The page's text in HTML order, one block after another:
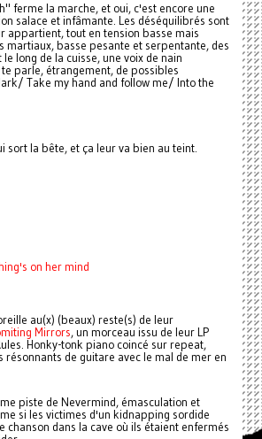
ferme la marche, et oui, c'est encore une
salace et infâmante. Les déséquilibrés sont
appartient, tout en tension basse mais
martiaux, basse pesante et serpentante, des
long de la cuisse, une voix de nain
parle, étrangement, de possibles
Take my hand and follow me/ Into the
sort la bête, et ça leur va bien au teint.
on her mind
au(x) (beaux) reste(s) de leur
Mirrors, un morceau issu de leur LP
Honky-tonk piano coincé sur repeat,
résonnants de guitare avec le mal de mer en
piste de Nevermind, émasculation et
si les victimes d'un kidnapping sordide
chanson dans la cave où ils étaient enfermés